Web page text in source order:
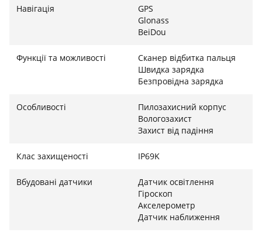
Навігація
GPS
Glonass
BeiDou
Функції та можливості
Сканер відбитка пальця
Швидка зарядка
Безпровідна зарядка
Особливості
Пилозахисний корпус
Вологозахист
Захист від падіння
Клас захищеності IP69K
Вбудовані датчики
Датчик освітлення
Гіроскоп
Акселерометр
Датчик наближення